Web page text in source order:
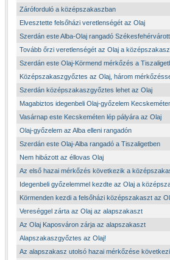
Záróforduló a középszakaszban
Elvesztette felsőházi veretlenségét az Olaj
Szerdán este Alba-Olaj rangadó Székesfehérvárott
Tovább őrzi veretlenségét az Olaj a
Szerdán este Olaj-Körmend mérkőzés a
Középszakaszgyőztes az Olaj, három
Szerdán középszakaszgyőztes lehet az Olaj
Magabiztos idegenbeli Olaj-győzelem
Vasárnap este Kecskeméten lép pályára az Olaj
Olaj-győzelem az Alba elleni rangadón
Szerdán este Olaj-Alba rangadó a Tiszaligetben
Nem hibázott az éllovas Olaj
Az első hazai mérkőzés következik a
Idegenbeli győzelemmel kezdte az Olaj a
Körmenden kezdi a felsőházi középszakaszt az
Vereséggel zárta az Olaj az alapszakaszt
Az Olaj Kaposváron zárja az alapszakaszt
Alapszakaszgyőztes az Olaj!
Az alapszakasz utolsó hazai mérkőzése